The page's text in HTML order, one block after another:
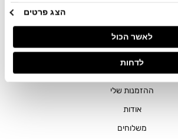
הפרסום וניתוח הנתונים.
לשלב את הנתונים האלה עם מידע
שהם אספו בעקבות השימוש שעשיתם
הצג פרטים
לאשר הכול
לדחות
חנויות
שירות לקוחות
ההזמנות שלי
אודות
משלוחים